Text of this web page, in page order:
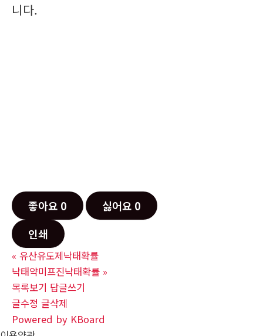
니다.
좋아요 0 싫어요 0
인쇄
« 유산유도제낙태확률
낙태약미프진낙태확률 »
목록보기 답글쓰기
글수정 글삭제
Powered by KBoard